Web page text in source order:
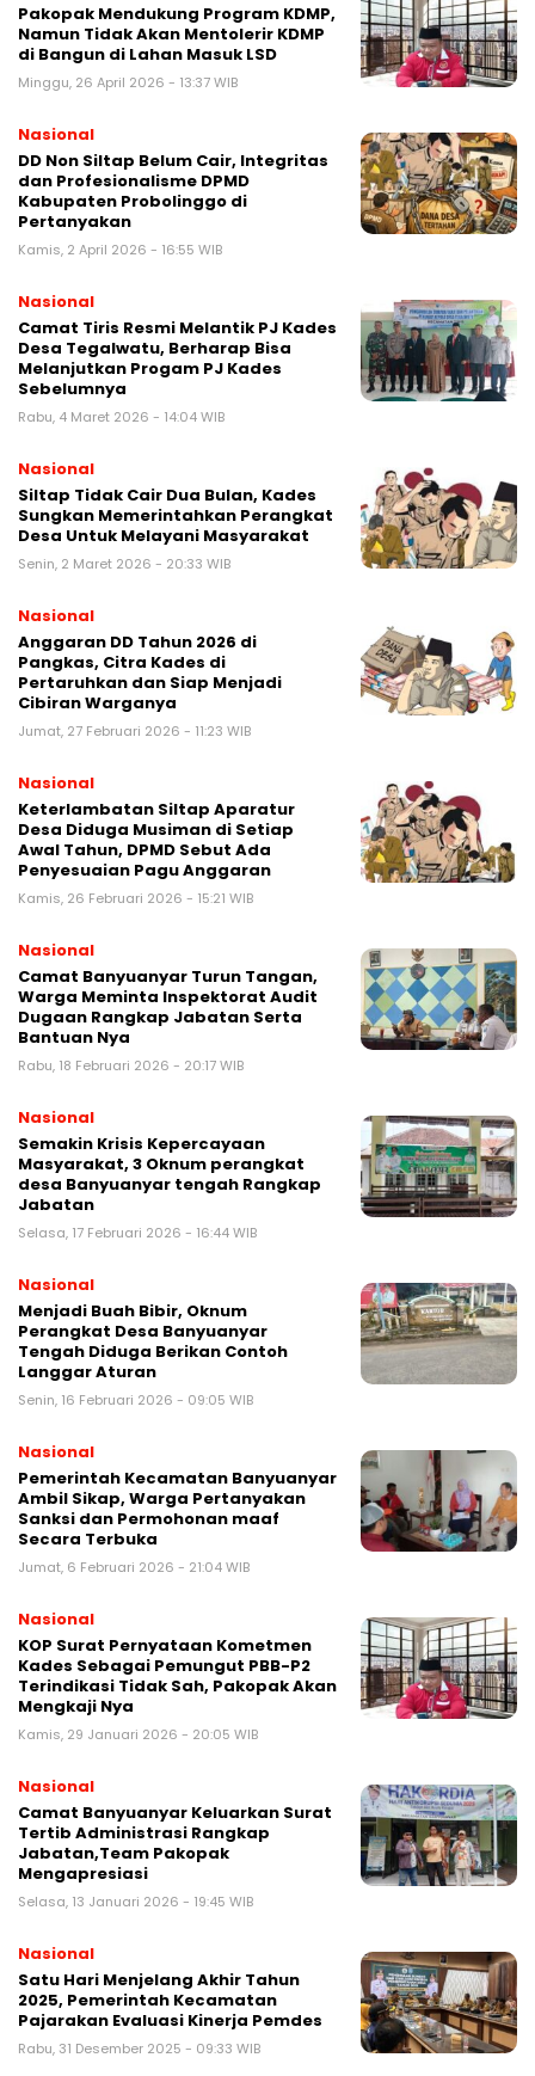
Pakopak Mendukung Program KDMP,
Namun Tidak Akan Mentolerir KDMP
di Bangun di Lahan Masuk LSD
Minggu, 26 April 2026 - 13:37 WIB
Nasional
DD Non Siltap Belum Cair, Integritas
dan Profesionalisme DPMD
Kabupaten Probolinggo di
Pertanyakan
Kamis, 2 April 2026 - 16:55 WIB
Nasional
Camat Tiris Resmi Melantik PJ Kades
Desa Tegalwatu, Berharap Bisa
Melanjutkan Progam PJ Kades
Sebelumnya
Rabu, 4 Maret 2026 - 14:04 WIB
Nasional
Siltap Tidak Cair Dua Bulan, Kades
Sungkan Memerintahkan Perangkat
Desa Untuk Melayani Masyarakat
Senin, 2 Maret 2026 - 20:33 WIB
Nasional
Anggaran DD Tahun 2026 di
Pangkas, Citra Kades di
Pertaruhkan dan Siap Menjadi
Cibiran Warganya
Jumat, 27 Februari 2026 - 11:23 WIB
Nasional
Keterlambatan Siltap Aparatur
Desa Diduga Musiman di Setiap
Awal Tahun, DPMD Sebut Ada
Penyesuaian Pagu Anggaran
Kamis, 26 Februari 2026 - 15:21 WIB
Nasional
Camat Banyuanyar Turun Tangan,
Warga Meminta Inspektorat Audit
Dugaan Rangkap Jabatan Serta
Bantuan Nya
Rabu, 18 Februari 2026 - 20:17 WIB
Nasional
Semakin Krisis Kepercayaan
Masyarakat, 3 Oknum perangkat
desa Banyuanyar tengah Rangkap
Jabatan
Selasa, 17 Februari 2026 - 16:44 WIB
Nasional
Menjadi Buah Bibir, Oknum
Perangkat Desa Banyuanyar
Tengah Diduga Berikan Contoh
Langgar Aturan
Senin, 16 Februari 2026 - 09:05 WIB
Nasional
Pemerintah Kecamatan Banyuanyar
Ambil Sikap, Warga Pertanyakan
Sanksi dan Permohonan maaf
Secara Terbuka
Jumat, 6 Februari 2026 - 21:04 WIB
Nasional
KOP Surat Pernyataan Kometmen
Kades Sebagai Pemungut PBB-P2
Terindikasi Tidak Sah, Pakopak Akan
Mengkaji Nya
Kamis, 29 Januari 2026 - 20:05 WIB
Nasional
Camat Banyuanyar Keluarkan Surat
Tertib Administrasi Rangkap
Jabatan,Team Pakopak
Mengapresiasi
Selasa, 13 Januari 2026 - 19:45 WIB
Nasional
Satu Hari Menjelang Akhir Tahun
2025, Pemerintah Kecamatan
Pajarakan Evaluasi Kinerja Pemdes
Rabu, 31 Desember 2025 - 09:33 WIB